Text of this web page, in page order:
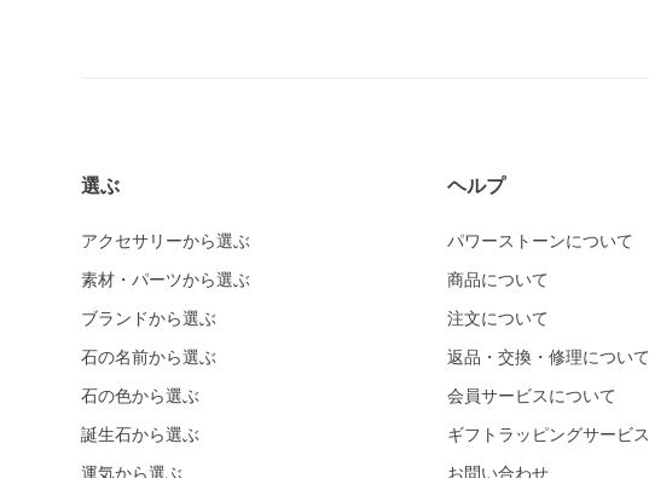
選ぶ
アクセサリーから選ぶ
素材・パーツから選ぶ
ブランドから選ぶ
石の名前から選ぶ
石の色から選ぶ
誕生石から選ぶ
運気から選ぶ
ヘルプ
パワーストーンについて
商品について
注文について
返品・交換・修理について
会員サービスについて
ギフトラッピングサービス
お問い合わせ